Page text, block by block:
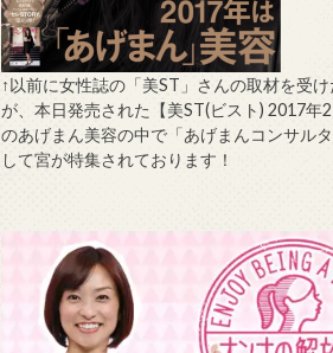
↑以前に女性誌の「美ST」さんの取材を受け
が、本日発売された【美ST(ビスト) 2017年2
のあげまん美容の中で「あげまんコンサル
して宮が特集されております！